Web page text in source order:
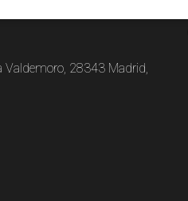
Valdemoro, 28343 Madrid,